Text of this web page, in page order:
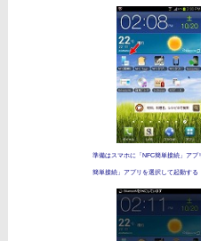
準備はスマホに「NFC簡単接続」ア
簡単接続」アプリを選択して起動する